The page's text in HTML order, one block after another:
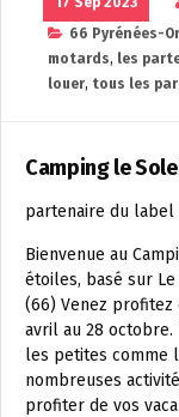
66 Pyrénées-
motards, les
louer, tous les
Camping le
partenaire du label
Bienvenue au
étoiles, basé sur
(66) Venez
avril au 28
les petites comme
nombreuses
profiter de vos